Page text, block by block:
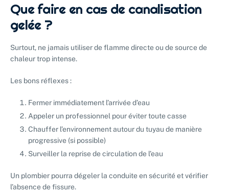
Que faire en cas de canalisation
gelée ?
Surtout, ne jamais utiliser de flamme directe ou de source de
chaleur trop intense.
Les bons réflexes :
Fermer immédiatement l’arrivée d’eau
Appeler un professionnel pour éviter toute casse
Chauffer l’environnement autour du tuyau de manière
progressive (si possible)
Surveiller la reprise de circulation de l’eau
Un plombier pourra dégeler la conduite en sécurité et vérifier
l’absence de fissure.